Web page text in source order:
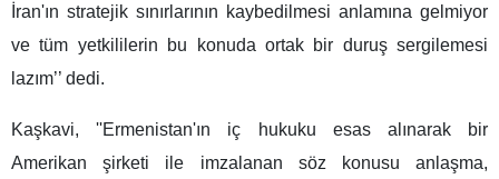
İran'ın stratejik sınırlarının kaybedilmesi anlamına gelmiyor
ve tüm yetkililerin bu konuda ortak bir duruş sergilemesi
lazım’’ dedi.
Kaşkavi, ''Ermenistan'ın iç hukuku esas alınarak bir
Amerikan şirketi ile imzalanan söz konusu anlaşma,